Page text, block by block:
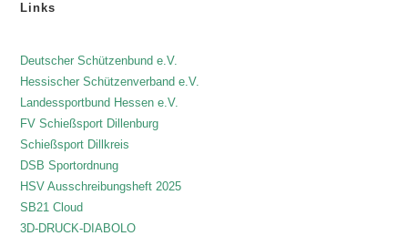
Links
Deutscher Schützenbund e.V.
Hessischer Schützenverband e.V.
Landessportbund Hessen e.V.
FV Schießsport Dillenburg
Schießsport Dillkreis
DSB Sportordnung
HSV Ausschreibungsheft 2025
SB21 Cloud
3D-DRUCK-DIABOLO